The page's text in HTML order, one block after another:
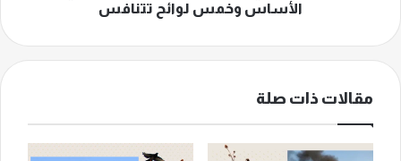
الأساس وخمس لوائح تتنافس
مقالات ذات صلة